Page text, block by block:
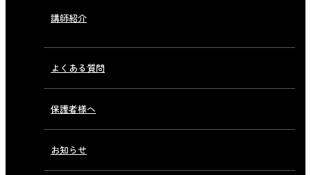
講師紹介
よくある質問
保護者様へ
お知らせ